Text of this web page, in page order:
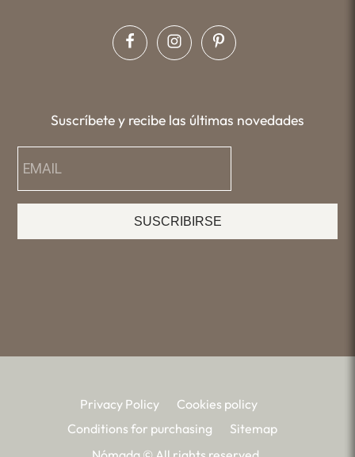
Suscríbete y recibe las últimas novedades
SUSCRIBIRSE
Privacy Policy
Cookies policy
Conditions for purchasing
Sitemap